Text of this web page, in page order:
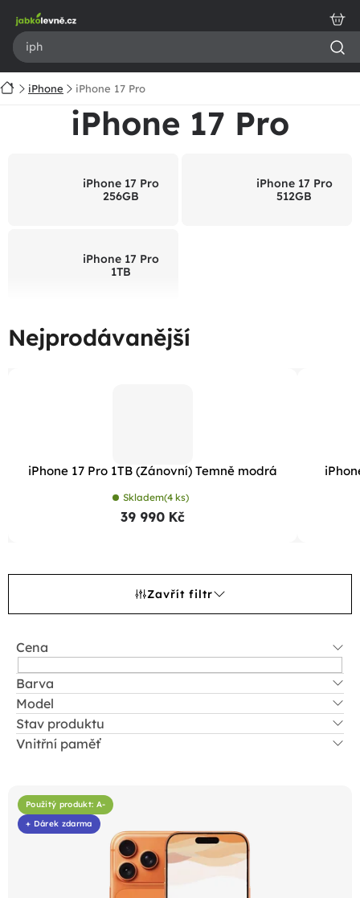
obsah
DomůiPhone iPhone 17 Pro
iPhone 17 Pro
iPhone 17 Pro
256GB
iPhone 17 Pro
512GB
iPhone 17 Pro
1TB
Nejprodávanější
iPhone 17 Pro 1TB (Zánovní) Temně modrá
Skladem(4 ks)
39 990 Kč
Zavřít filtr
Cena
Barva
Model
Stav produktu
Vnitřní paměť
ý
p
Použitý produkt: A-
+ Dárek zdarma